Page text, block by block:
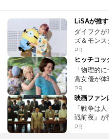
LiSAが推
ダイフク
ズ＆モンス
PR
ヒッチコ
「物理的
賞女優が体
PR
映画ファン
「戦争は
戦前夜』が
PR